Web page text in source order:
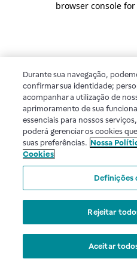
browser console
Durante sua navegação,
confirmar sua identidade;
acompanhar a utilização de
aprimoramento de sua
essenciais para nossos
poderá gerenciar os cookies
suas preferências. Nossa
Cookies
Definições
Rejeitar
Aceitar